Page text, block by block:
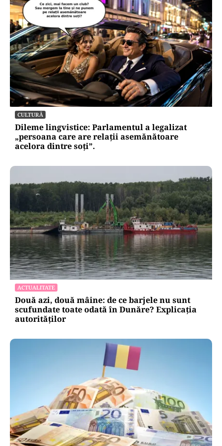
CULTURĂ
Dileme lingvistice: Parlamentul a legalizat
„persoana care are relații asemănătoare
acelora dintre soți”.
ACTUALITATE
Două azi, două mâine: de ce barjele nu sunt
scufundate toate odată în Dunăre? Explicația
autorităților